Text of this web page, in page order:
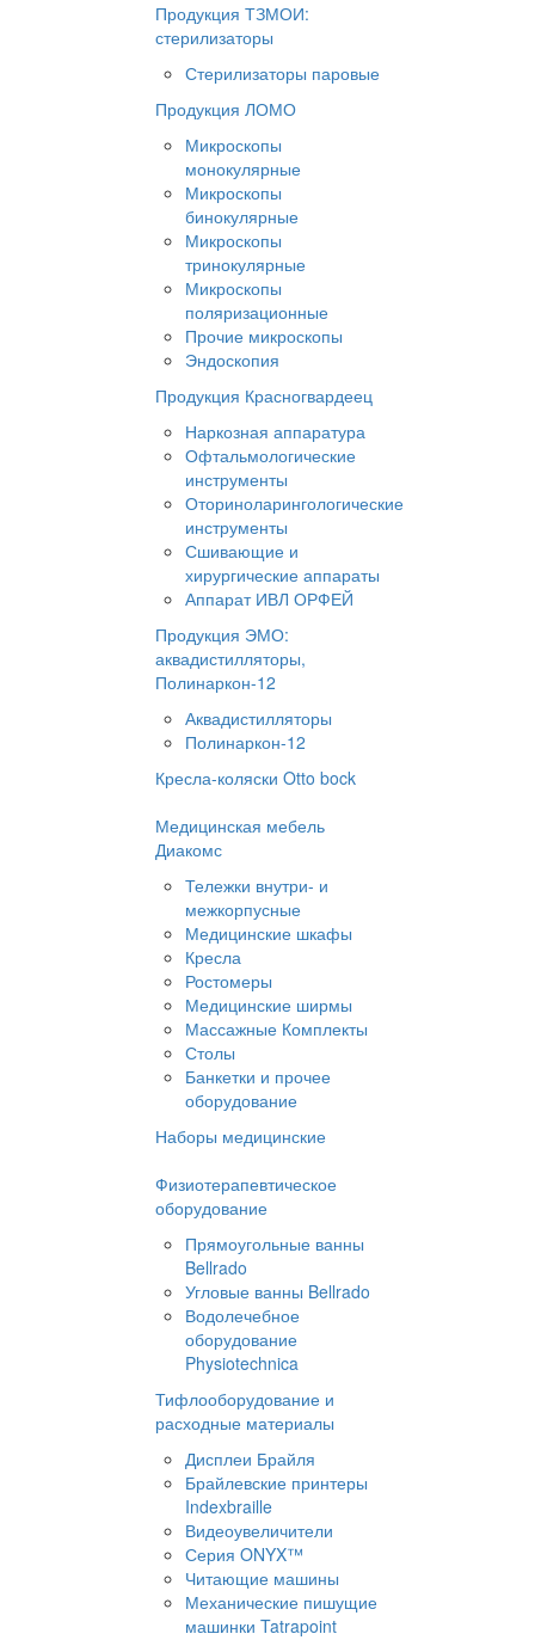
Продукция ТЗМОИ:
стерилизаторы
Стерилизаторы паровые
Продукция ЛОМО
Микроскопы
монокулярные
Микроскопы
бинокулярные
Микроскопы
тринокулярные
Микроскопы
поляризационные
Прочие микроскопы
Эндоскопия
Продукция Красногвардеец
Наркозная аппаратура
Офтальмологические
инструменты
Оториноларингологические
инструменты
Сшивающие и
хирургические аппараты
Аппарат ИВЛ ОРФЕЙ
Продукция ЭМО:
аквадистилляторы,
Полинаркон-12
Аквадистилляторы
Полинаркон-12
Кресла-коляски Otto bock
Медицинская мебель
Диакомс
Тележки внутри- и
межкорпусные
Медицинские шкафы
Кресла
Ростомеры
Медицинские ширмы
Массажные Комплекты
Столы
Банкетки и прочее
оборудование
Наборы медицинские
Физиотерапевтическое
оборудование
Прямоугольные ванны
Bellrado
Угловые ванны Bellrado
Водолечебное
оборудование
Physiotechnica
Тифлооборудование и
расходные материалы
Дисплеи Брайля
Брайлевские принтеры
Indexbraille
Видеоувеличители
Серия ONYX™
Читающие машины
Механические пишущие
машинки Tatrapoint